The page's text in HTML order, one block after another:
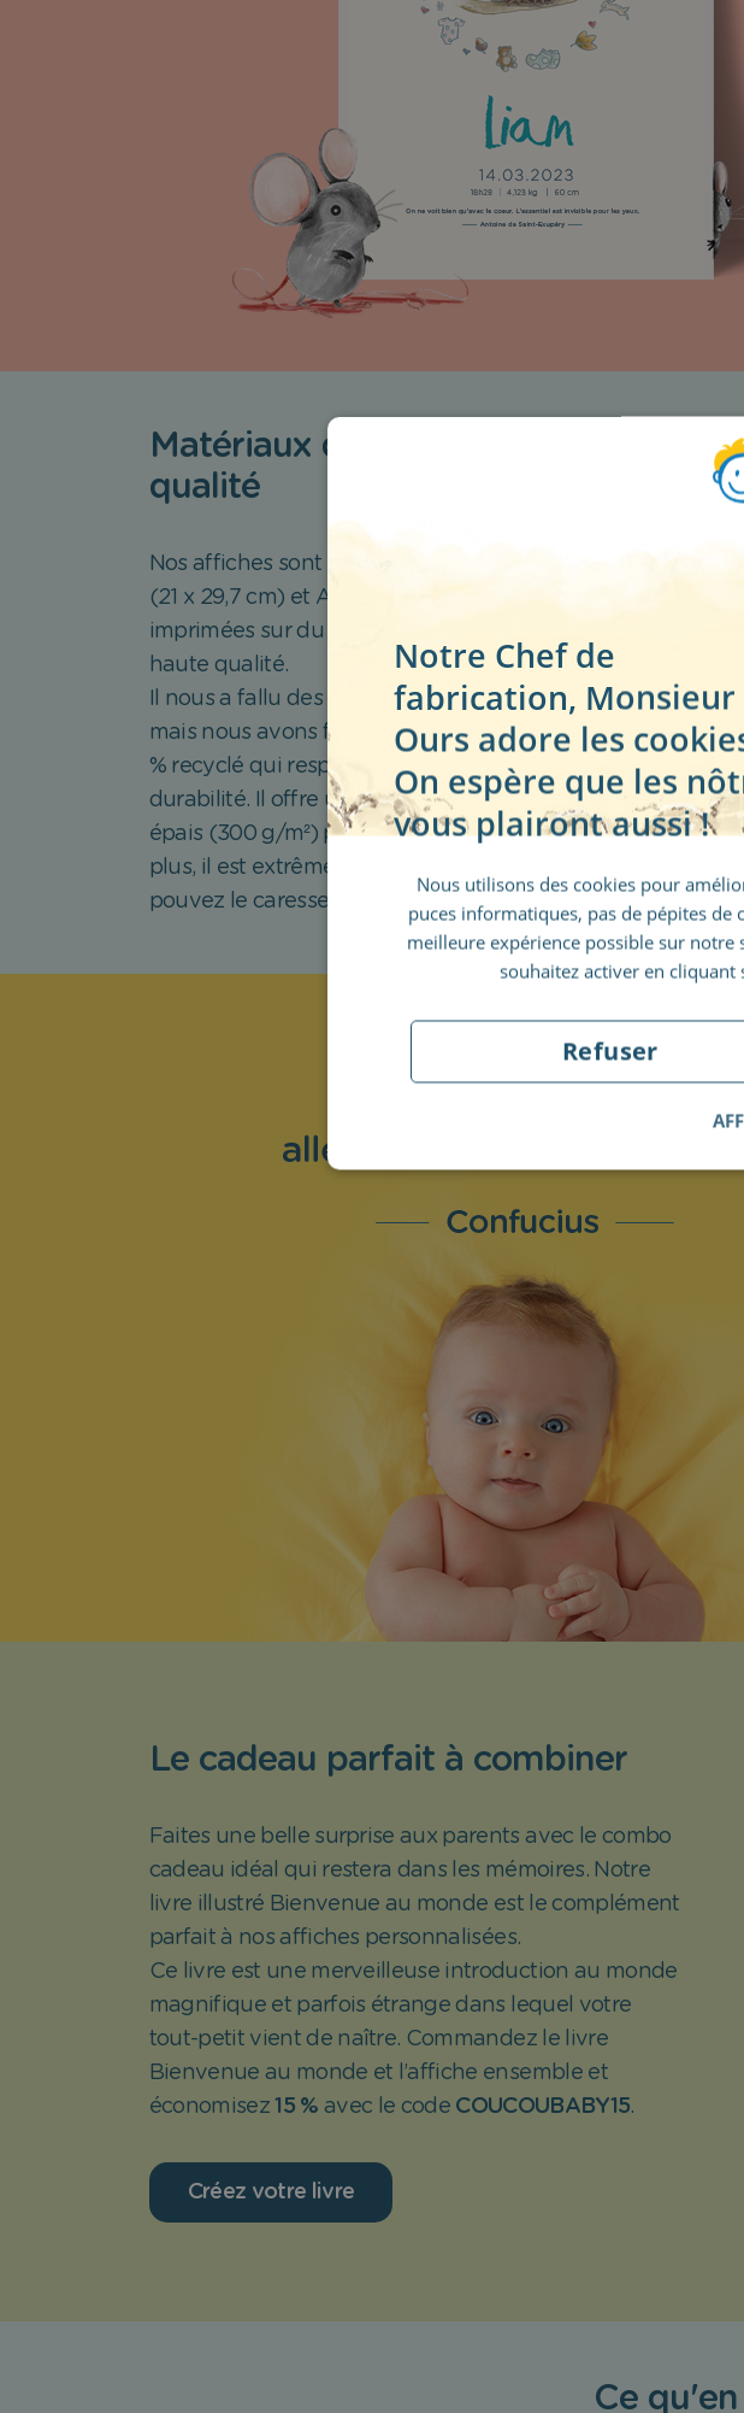
Matériaux de la plus haute
qualité
Nos affiches sont disponibles en deux formats : A4
(21 x 29,7 cm) et A3 (29,7 x 42 cm). Elles sont
imprimées sur du papier 100 % recyclé de la plus
haute qualité.
Il nous a fallu des mois pour trouver le papier parfait,
mais nous avons finalement déniché un papier 100
% recyclé qui respecte nos exigences en matière de
durabilité. Il offre une impression vibrante et est ultra
épais (300 g/m²) pour une durabilité optimale. De
plus, il est extrêmement agréable au toucher. Vous
pouvez le caresser, si vous le souhaitez.
Le cadeau parfait à combiner
Faites une belle surprise aux parents avec le combo
cadeau idéal qui restera dans les mémoires. Notre
livre illustré Bienvenue au monde est le complément
parfait à nos affiches personnalisées.
Ce livre est une merveilleuse introduction au monde
magnifique et parfois étrange dans lequel votre
tout-petit vient de naître. Commandez le livre
Bienvenue au monde et l’affiche ensemble et
économisez15 % avec le code COUCOUBABY15.
Créez votre livre
Ce
Notre Chef de
fabrication, Monsieur
Ours adore les
On espère que les
vous plairont aussi !
Nous utilisons des cookies pour
puces informatiques, pas de pépites de
meilleure expérience possible sur notre
souhaitez activer en cliquant
Refuser